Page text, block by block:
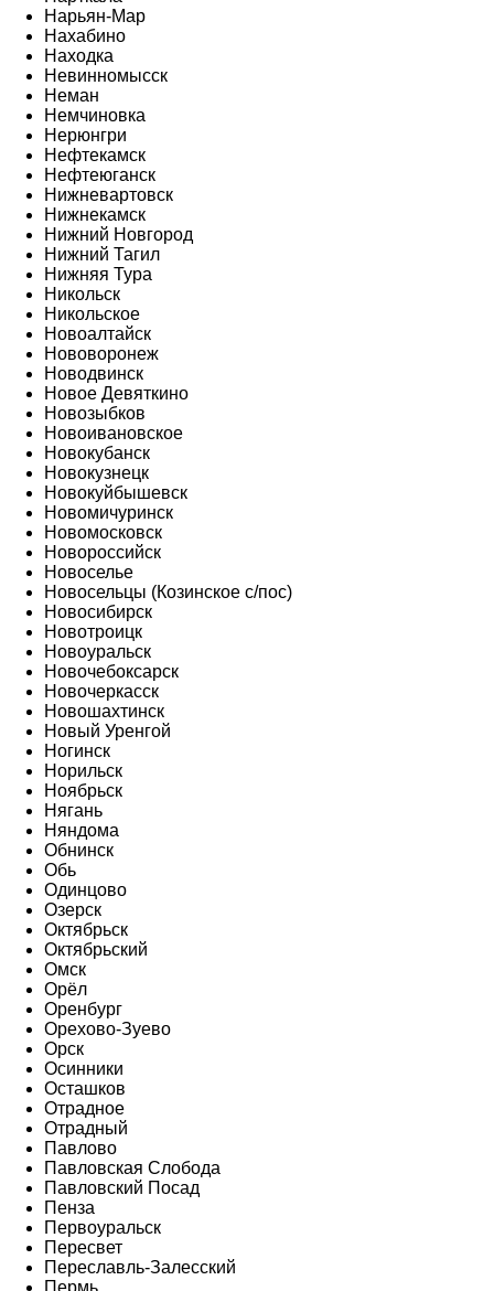
Нарьян-Мар
Нахабино
Находка
Невинномысск
Неман
Немчиновка
Нерюнгри
Нефтекамск
Нефтеюганск
Нижневартовск
Нижнекамск
Нижний Новгород
Нижний Тагил
Нижняя Тура
Никольск
Никольское
Новоалтайск
Нововоронеж
Новодвинск
Новое Девяткино
Новозыбков
Новоивановское
Новокубанск
Новокузнецк
Новокуйбышевск
Новомичуринск
Новомосковск
Новороссийск
Новоселье
Новосельцы (Козинское с/пос)
Новосибирск
Новотроицк
Новоуральск
Новочебоксарск
Новочеркасск
Новошахтинск
Новый Уренгой
Ногинск
Норильск
Ноябрьск
Нягань
Няндома
Обнинск
Обь
Одинцово
Озерск
Октябрьск
Октябрьский
Омск
Орёл
Оренбург
Орехово-Зуево
Орск
Осинники
Осташков
Отрадное
Отрадный
Павлово
Павловская Слобода
Павловский Посад
Пенза
Первоуральск
Пересвет
Переславль-Залесский
Пермь